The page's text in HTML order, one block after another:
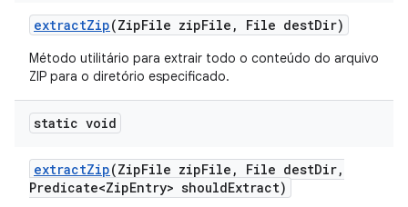
extractZip(ZipFile zipFile , File destDir)
Método utilitário para extrair todo o conteúdo do arquivo
ZIP para o diretório especificado.
static void
extractZip(ZipFile zipFile , File destDir,
Predicate<ZipEntry> shouldExtract)